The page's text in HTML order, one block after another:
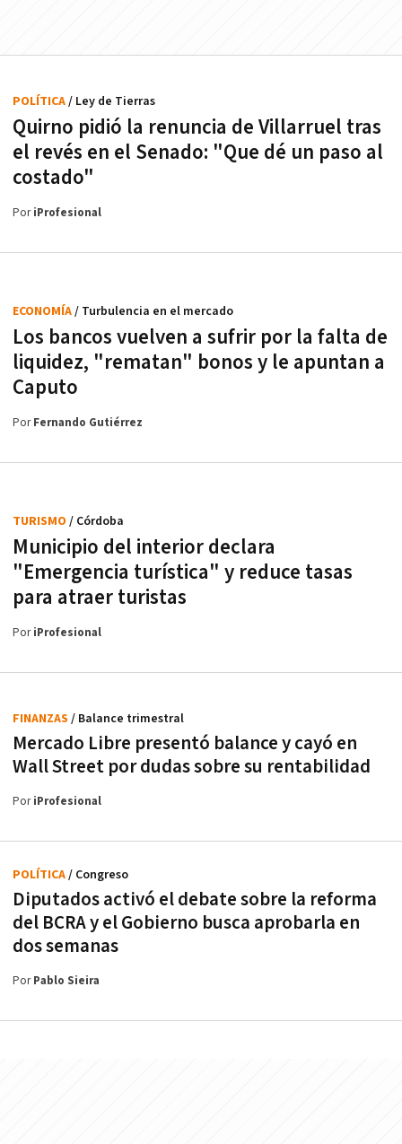
Quirno pidió la renuncia de Villarruel tras
el revés en el Senado: "Que dé un paso al
costado"
POLÍTICA/ Ley de Tierras
PoriProfesional
Los bancos vuelven a sufrir por la falta de
liquidez, "rematan" bonos y le apuntan a
Caputo
ECONOMÍA/ Turbulencia en el mercado
PorFernando Gutiérrez
Municipio del interior declara
"Emergencia turística" y reduce tasas
para atraer turistas
TURISMO / Córdoba
PoriProfesional
Mercado Libre presentó balance y cayó en
Wall Street por dudas sobre su rentabilidad
FINANZAS / Balance trimestral
PoriProfesional
Diputados activó el debate sobre la reforma
del BCRA y el Gobierno busca aprobarla en
dos semanas
POLÍTICA/ Congreso
PorPablo Sieira